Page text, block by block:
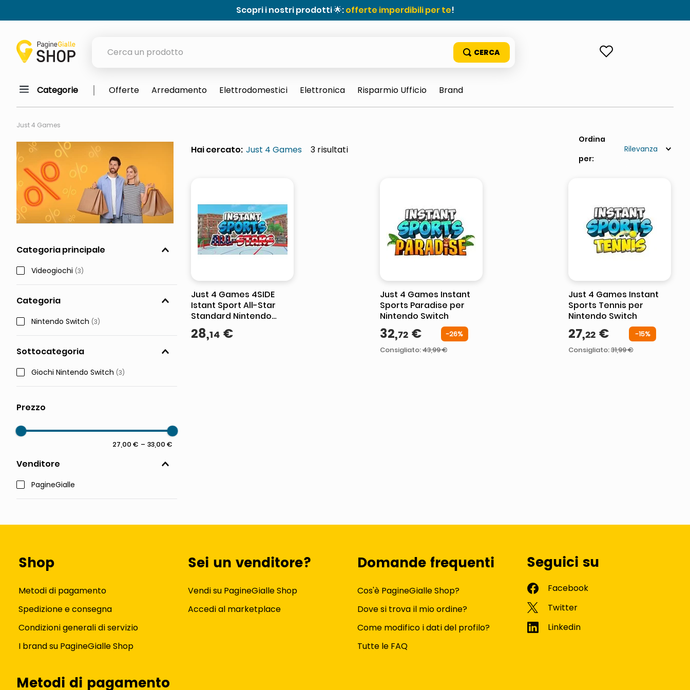
Scopri i nostri prodotti 🌟:offerte imperdibili per te!
elenco
ombrelloni
lucidatrice pavimenti
italia independent occhiali sole 0703 thin rotondo sun
pattumiera raccolta differenziata
Categorie Offerte Arredamento Elettrodomestici Elettronica Risparmio Ufficio Brand
Just 4 Games
Categoria principale
Videogiochi (3)
Categoria
Nintendo Switch (3)
Sottocategoria
Giochi Nintendo Switch (3)
Venditore
PagineGialle
27,00 € – 33,00 €
Hai cercato: Just 4 Games 3 Rilevanza
Just 4 Games 4SIDE
Istant Sport All-Star
Standard Nintendo
Switch
28,14 €
Just 4 Games Instant
Sports Paradise per
Nintendo Switch
32,72 € -26%
Consigliato:43,99 €
Just 4 Games Instant
Sports Tennis per
Nintendo Switch
27,22 € -15%
Consigliato:31,99 €
Shop
Metodi di pagamento
Spedizione e consegna
Condizioni generali di servizio
I brand su PagineGialle Shop
Sei un venditore?
Vendi su PagineGialle Shop
Accedi al marketplace
Domande frequenti
Cos'è PagineGialle Shop?
Dove si trova il mio ordine?
Come modifico i dati del profilo?
Tutte le FAQ
Seguici su
Metodi di pagamento